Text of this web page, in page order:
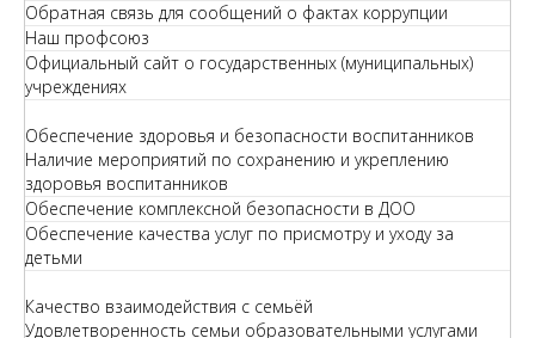
Обратная связь для сообщений о фактах коррупции
Наш профсоюз
Официальный сайт о государственных (муниципальных)
учреждениях
Обеспечение здоровья и безопасности воспитанников
Наличие мероприятий по сохранению и укреплению
здоровья воспитанников
Обеспечение комплексной безопасности в ДОО
Обеспечение качества услуг по присмотру и уходу за
детьми
Качество взаимодействия с семьёй
Удовлетворенность семьи образовательными услугами